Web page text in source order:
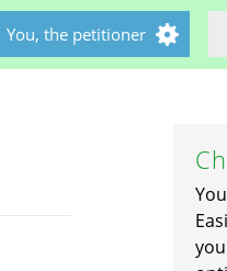
You, the petitioner